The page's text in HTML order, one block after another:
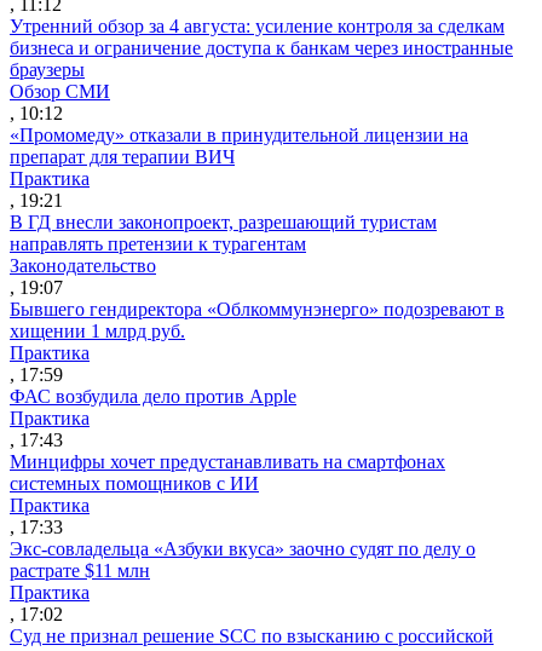
Утренний обзор за 4 августа: усиление контроля за сделкам
бизнеса и ограничение доступа к банкам через иностранные
браузеры
Обзор СМИ
, 10:12
«Промомеду» отказали в принудительной лицензии на
препарат для терапии ВИЧ
Практика
, 19:21
В ГД внесли законопроект, разрешающий туристам
направлять претензии к турагентам
Законодательство
, 19:07
Бывшего гендиректора «Облкоммунэнерго» подозревают в
хищении 1 млрд руб.
Практика
, 17:59
ФАС возбудила дело против Apple
Практика
, 17:43
Минцифры хочет предустанавливать на смартфонах
системных помощников с ИИ
Практика
, 17:33
Экс-совладельца «Азбуки вкуса» заочно судят по делу о
растрате $11 млн
Практика
, 17:02
Суд не признал решение SCC по взысканию с российской